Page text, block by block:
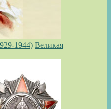
1944) Великая